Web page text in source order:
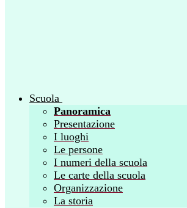
Scuola
Panoramica
Presentazione
I luoghi
Le persone
I numeri della scuola
Le carte della scuola
Organizzazione
La storia